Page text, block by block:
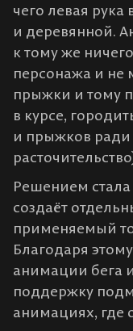
чего левая рука
и деревянной.
к тому же
персонажа и не
прыжки и тому
в курсе,
и прыжков
Решением стала
создаёт
применяемый
Благодаря
анимации бега
поддержку
анимациях, где